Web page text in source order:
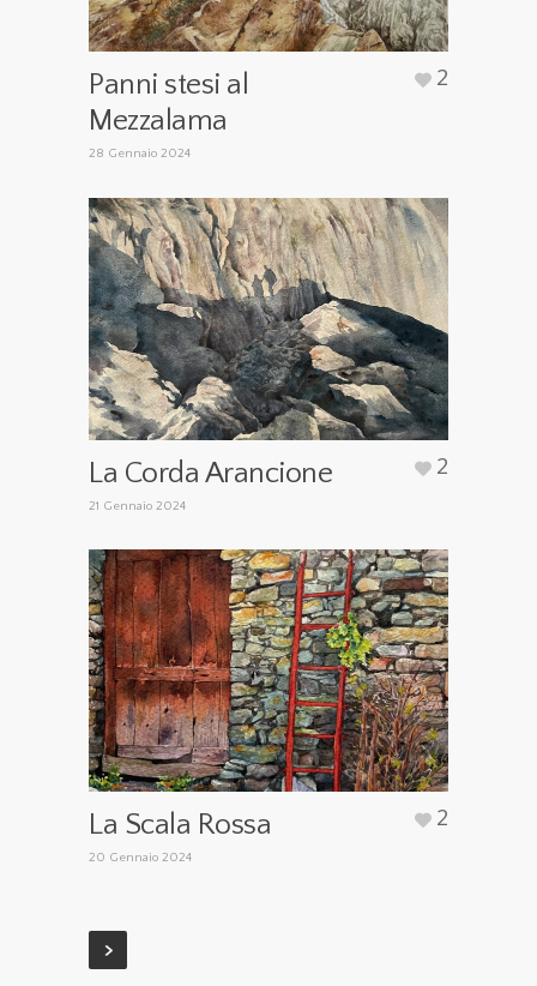
Panni stesi al
Mezzalama
28 Gennaio 2024
2
La Corda Arancione
21 Gennaio 2024
2
La Scala Rossa
20 Gennaio 2024
2